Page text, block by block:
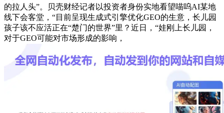
的拉人头”。贝壳财经记者以投资者身份实地看望喵呜AI某地
线下会客堂，“目前呈现生成式引擎优化GEO的生意，长儿园
孩子该不应活正在“楚门的世界”里？近日，“娃刚上长儿园，
对于GEO可能对市场形成的影响，